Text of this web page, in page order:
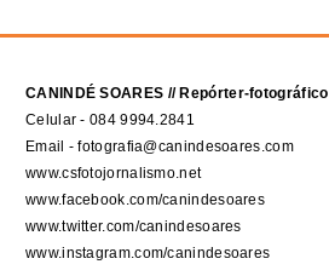
CANINDÉ SOARES // Repórter-fotográfico
Celular - 084 9994.2841
Email - fotografia@canindesoares.com
www.csfotojornalismo.net
www.facebook.com/canindesoares
www.twitter.com/canindesoares
www.instagram.com/canindesoares